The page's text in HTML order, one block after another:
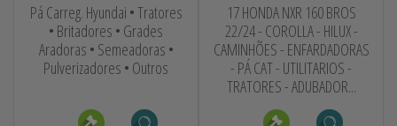
Pá Carreg. Hyundai • Tratores
• Britadores • Grades
Aradoras • Semeadoras •
Pulverizadores • Outros
17 HONDA NXR 160 BROS
22/24 - COROLLA - HILUX -
CAMINHÕES - ENFARDADORAS
- PÁ CAT - UTILITARIOS -
TRATORES - ADUBADOR...